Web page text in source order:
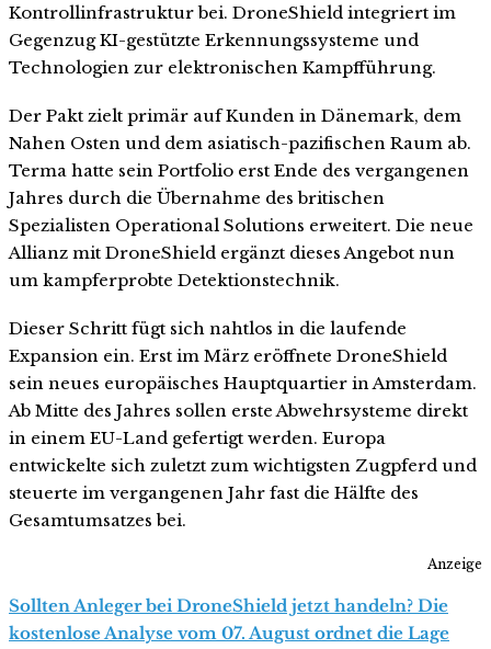
Kontrollinfrastruktur bei. DroneShield integriert im
Gegenzug KI-gestützte Erkennungssysteme und
Technologien zur elektronischen Kampfführung.
Der Pakt zielt primär auf Kunden in Dänemark, dem
Nahen Osten und dem asiatisch-pazifischen Raum ab.
Terma hatte sein Portfolio erst Ende des vergangenen
Jahres durch die Übernahme des britischen
Spezialisten Operational Solutions erweitert. Die neue
Allianz mit DroneShield ergänzt dieses Angebot nun
um kampferprobte Detektionstechnik.
Dieser Schritt fügt sich nahtlos in die laufende
Expansion ein. Erst im März eröffnete DroneShield
sein neues europäisches Hauptquartier in Amsterdam.
Ab Mitte des Jahres sollen erste Abwehrsysteme direkt
in einem EU-Land gefertigt werden. Europa
entwickelte sich zuletzt zum wichtigsten Zugpferd und
steuerte im vergangenen Jahr fast die Hälfte des
Gesamtumsatzes bei.
Anzeige
Sollten Anleger bei DroneShield jetzt handeln? Die
kostenlose Analyse vom 07. August ordnet die Lage